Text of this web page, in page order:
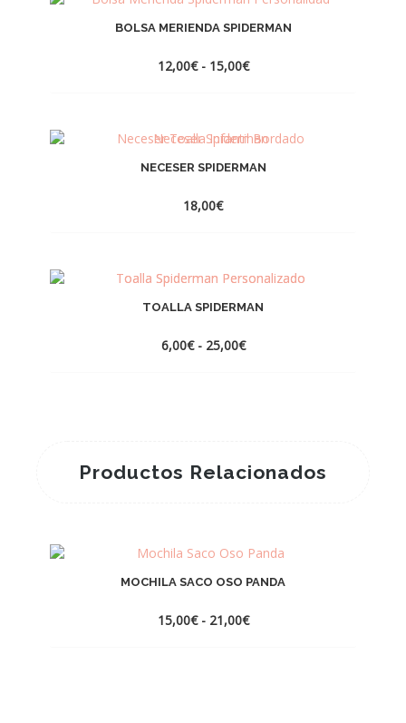
BOLSA MERIENDA SPIDERMAN
12,00€ - 15,00€Rango
12,00€
15,00€
NECESER SPIDERMAN
18,00€
TOALLA SPIDERMAN
6,00€ - 25,00€Rango
Productos Relacionados
MOCHILA SACO OSO PANDA
15,00€ - 21,00€Rango